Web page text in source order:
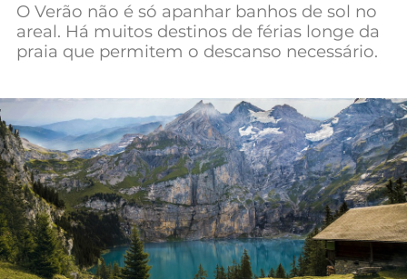
Negócios
Mundial 2026
O Verão não é só apanhar banhos de sol no
areal. Há muitos destinos de férias longe da
praia que permitem o descanso necessário.